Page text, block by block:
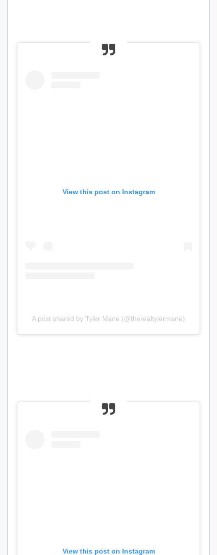
View this post on Instagram
A post shared by Tyler Mane (@therealtylermane)
View this post on Instagram